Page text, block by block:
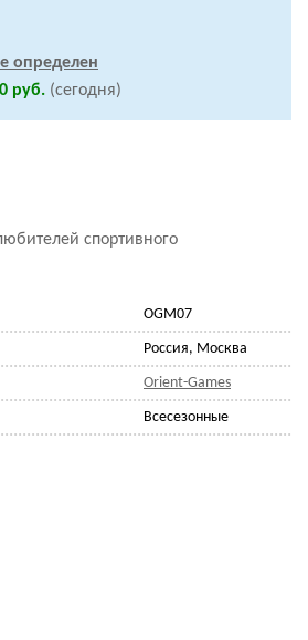
определен
руб. (сегодня)
спортивного
OGM07
Россия, Москва
Orient-Games
Всесезонные